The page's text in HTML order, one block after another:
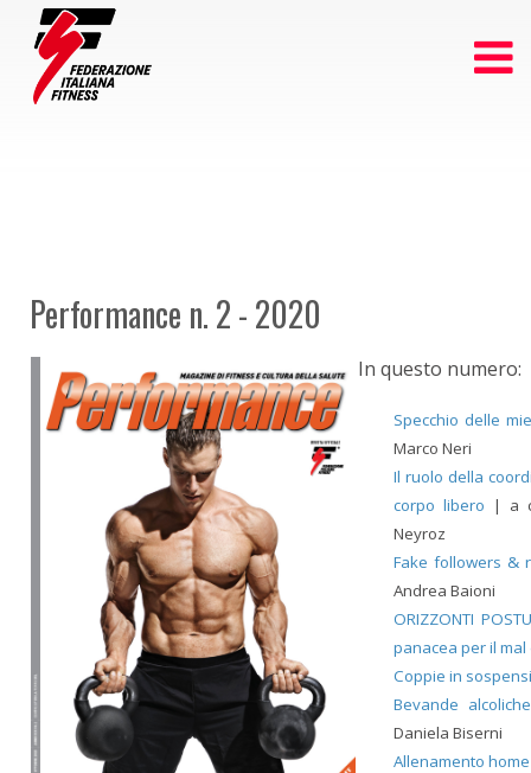
Performance n. 2 - 2020
In questo numero:
Specchio delle
Marco Neri
Il ruolo della
corpo libero | a
Neyroz
Fake followers &
Andrea Baioni
ORIZZONTI
panacea per il mal
Coppie in
Bevande
Daniela Biserni
Allenamento